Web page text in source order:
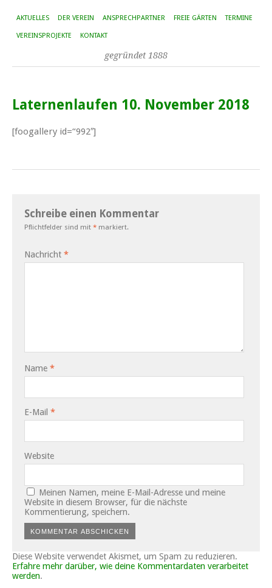
AKTUELLES DER VEREIN ANSPRECHPARTNER FREIE GÄRTEN TERMINE
VEREINSPROJEKTE KONTAKT
gegründet 1888
Laternenlaufen 10. November 2018
[foogallery id=“992″]
Schreibe einen Kommentar
Pflichtfelder sind mit * markiert.
Nachricht *
Name *
E-Mail *
Website
Meinen Namen, meine E-Mail-Adresse und meine
Website in diesem Browser, für die nächste
Kommentierung, speichern.
Diese Website verwendet Akismet, um Spam zu reduzieren.
Erfahre mehr darüber, wie deine Kommentardaten verarbeitet
werden.